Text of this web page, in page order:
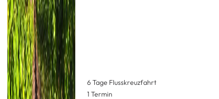
6 Tage Flusskreuzfahrt
1 Termin